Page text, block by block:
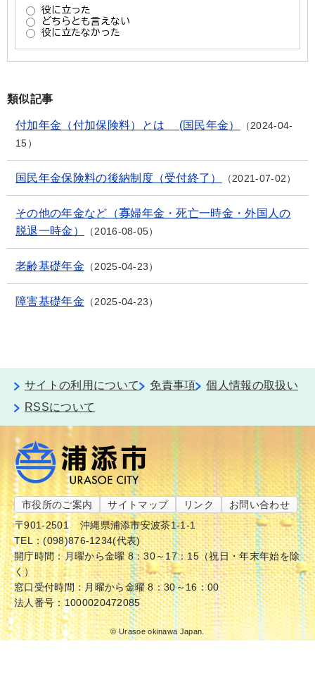
類似記事
付加年金（付加保険料）とは (国民年金）
2024-04-
15
国民年金保険料の後納制度（受付終了） 2021-07-02
その他の年金など（寡婦年金・死亡一時金・外国人の
脱退一時金）
2016-08-05
老齢基礎年金 2025-04-23
障害基礎年金 2025-04-23
サイトの利用について 免責事項
個人情報の取扱い
RSSについて
市役所のご案内 サイトマップ リンク
お問い合わせ
〒901-2501
沖縄県浦添市安波茶1-1-1
TEL：(098)876-1234(代表)
開庁時間：月曜から金曜 8：30～17：15（祝日・年末年始を除
く）
窓口受付時間：月曜から金曜 8：30～16：00
法人番号：1000020472085
© Urasoe okinawa Japan.